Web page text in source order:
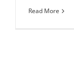
Read More